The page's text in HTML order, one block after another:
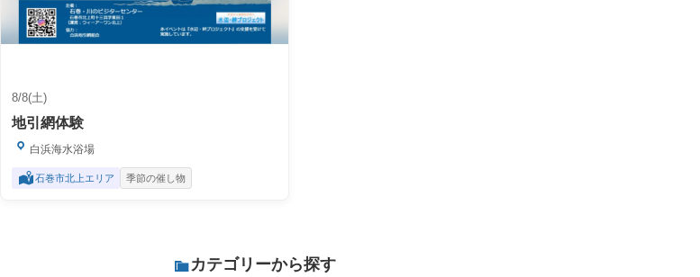
8/8(土)
地引網体験
白浜海水浴場
石巻市北上エリア 季節の催し物
カテゴリーから探す